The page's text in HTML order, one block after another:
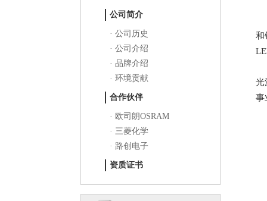
公司简介
· 公司历史
· 公司介绍
· 品牌介绍
· 环境贡献
合作伙伴
· 欧司朗OSRAM
· 三菱化学
· 路创电子
资质证书
和
光
事